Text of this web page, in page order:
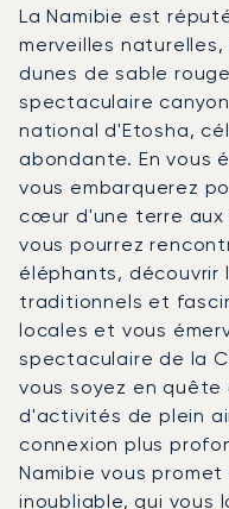
La Namibie est
merveilles
dunes de sable
spectaculaire
national d'Etosha,
abondante. En vous
vous embarquerez
cœur d'une terre aux
vous pourrez
éléphants, découvrir
traditionnels et
locales et vous
spectaculaire de la
vous soyez en
d'activités de plein
connexion plus
Namibie vous
inoubliable, qui vous